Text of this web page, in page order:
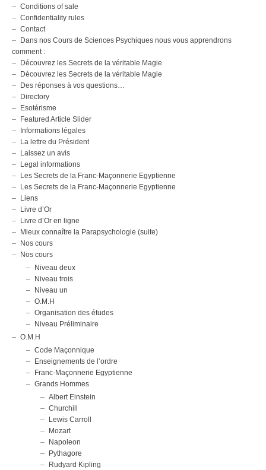
Conditions of sale
Confidentiality rules
Contact
Dans nos Cours de Sciences Psychiques nous vous apprendrons
comment :
Découvrez les Secrets de la véritable Magie
Découvrez les Secrets de la véritable Magie
Des réponses à vos questions…
Directory
Esotérisme
Featured Article Slider
Informations légales
La lettre du Président
Laissez un avis
Legal informations
Les Secrets de la Franc-Maçonnerie Egyptienne
Les Secrets de la Franc-Maçonnerie Egyptienne
Liens
Livre d’Or
Livre d’Or en ligne
Mieux connaître la Parapsychologie (suite)
Nos cours
Nos cours
Niveau deux
Niveau trois
Niveau un
O.M.H
Organisation des études
Niveau Préliminaire
O.M.H
Code Maçonnique
Enseignements de l’ordre
Franc-Maçonnerie Egyptienne
Grands Hommes
Albert Einstein
Churchill
Lewis Carroll
Mozart
Napoleon
Pythagore
Rudyard Kipling